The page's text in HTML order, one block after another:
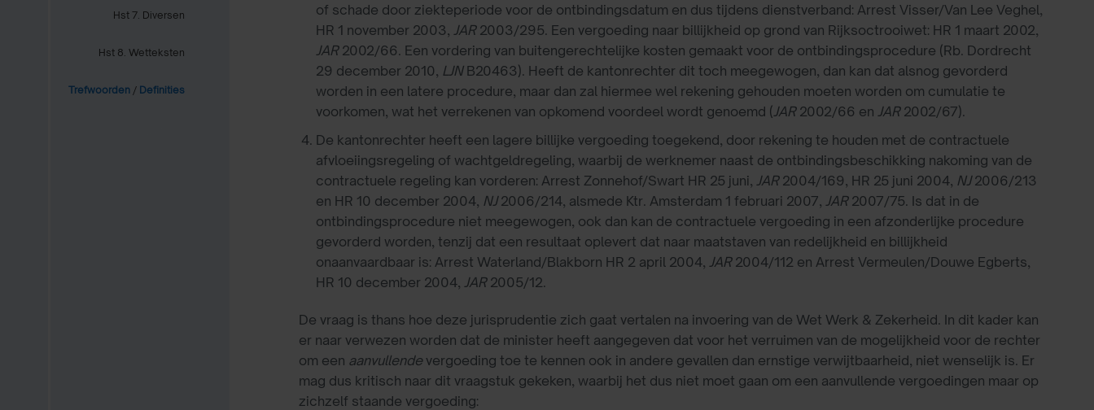
Hst 7. Diversen
Hst 8. Wetteksten
Trefwoorden / Definities
of schade door ziekteperiode voor de ontbindingsdatum en dus tijdens dienstverband: Arrest Visser/Van Lee Veghel,
HR 1 november 2003, JAR2003/295. Een vergoeding naar billijkheid op grond van Rijksoctrooiwet: HR 1 maart 2002,
JAR2002/66. Een vordering van buitengerechtelijke kosten gemaakt voor de ontbindingsprocedure (Rb. Dordrecht
29 december 2010, LJNB20463). Heeft de kantonrechter dit toch meegewogen, dan kan dat alsnog gevorderd
worden in een latere procedure, maar dan zal hiermee wel rekening gehouden moeten worden om cumulatie te
voorkomen, wat het verrekenen van opkomend voordeel wordt genoemd (JAR2002/66 en JAR2002/67).
De kantonrechter heeft een lagere billijke vergoeding toegekend, door rekening te houden met de contractuele
afvloeiingsregeling of wachtgeldregeling, waarbij de werknemer naast de ontbindingsbeschikking nakoming van de
contractuele regeling kan vorderen: Arrest Zonnehof/Swart HR 25 juni, JAR2004/169, HR 25 juni 2004, NJ2006/213
en HR 10 december 2004, NJ2006/214, alsmede Ktr. Amsterdam 1 februari 2007, JAR2007/75. Is dat in de
ontbindingsprocedure niet meegewogen, ook dan kan de contractuele vergoeding in een afzonderlijke procedure
gevorderd worden, tenzij dat een resultaat oplevert dat naar maatstaven van redelijkheid en billijkheid
onaanvaardbaar is: Arrest Waterland/Blakborn HR 2 april 2004, JAR2004/112 en Arrest Vermeulen/Douwe Egberts,
HR 10 december 2004, JAR2005/12.
De vraag is thans hoe deze jurisprudentie zich gaat vertalen na invoering van de Wet Werk & Zekerheid. In dit kader kan
er naar verwezen worden dat de minister heeft aangegeven dat voor het verruimen van de mogelijkheid voor de rechter
om een aanvullendevergoeding toe te kennen ook in andere gevallen dan ernstige verwijtbaarheid, niet wenselijk is. Er
mag dus kritisch naar dit vraagstuk gekeken, waarbij het dus niet moet gaan om een aanvullende vergoedingen maar op
zichzelf staande vergoeding: